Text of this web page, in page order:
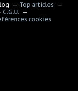
Top articles
C.G.U.
cookies